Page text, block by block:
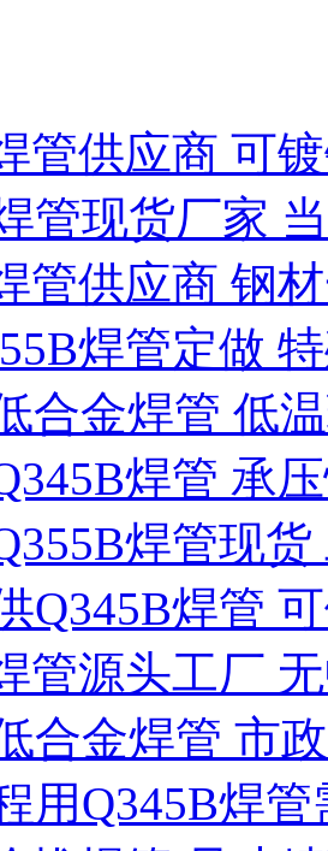
管供应商 可
管现货厂家
管供应商 钢
焊管定做
合金焊管 低
焊管 承
焊管现
Q345B焊管
管源头工厂
合金焊管 市
用Q345B焊